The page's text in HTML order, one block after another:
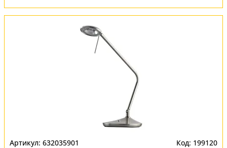
632035901 199120